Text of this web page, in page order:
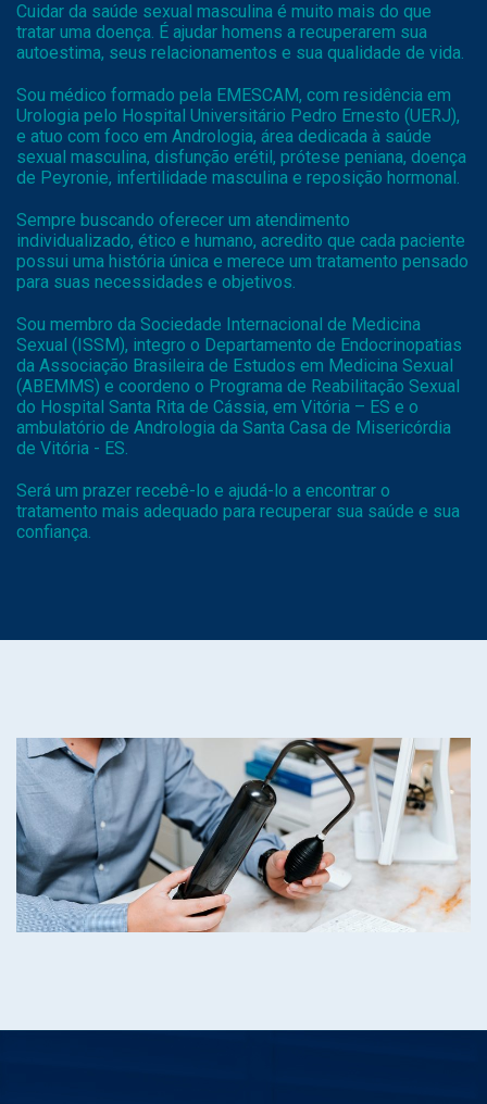
Cuidar da saúde sexual masculina é muito mais do que
tratar uma doença. É ajudar homens a recuperarem sua
autoestima, seus relacionamentos e sua qualidade de vida.
Sou médico formado pela EMESCAM, com residência em
Urologia pelo Hospital Universitário Pedro Ernesto (UERJ),
e atuo com foco em Andrologia, área dedicada à saúde
sexual masculina, disfunção erétil, prótese peniana, doença
de Peyronie, infertilidade masculina e reposição hormonal.
Sempre buscando oferecer um atendimento
individualizado, ético e humano, acredito que cada paciente
possui uma história única e merece um tratamento pensado
para suas necessidades e objetivos.
Sou membro da Sociedade Internacional de Medicina
Sexual (ISSM), integro o Departamento de Endocrinopatias
da Associação Brasileira de Estudos em Medicina Sexual
(ABEMMS) e coordeno o Programa de Reabilitação Sexual
do Hospital Santa Rita de Cássia, em Vitória – ES e o
ambulatório de Andrologia da Santa Casa de Misericórdia
de Vitória - ES.
Será um prazer recebê-lo e ajudá-lo a encontrar o
tratamento mais adequado para recuperar sua saúde e sua
confiança.